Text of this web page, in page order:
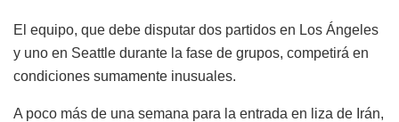
El equipo, que debe disputar dos partidos en Los Ángeles
y uno en Seattle durante la fase de grupos, competirá en
condiciones sumamente inusuales.
A poco más de una semana para la entrada en liza de Irán,